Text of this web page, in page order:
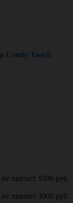
Comfy Touch
не хватает 1000 руб.
не хватает 3000 руб.